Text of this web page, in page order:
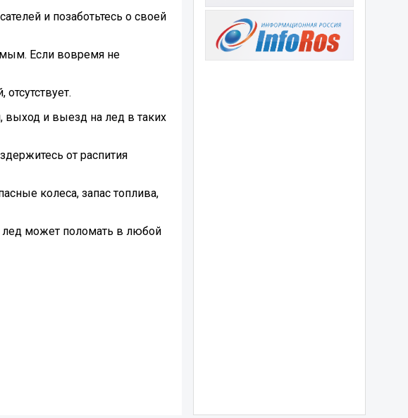
и позаботьтесь о своей
Если вовремя не
выход и выезд на лед в таких
от распития
колеса, запас топлива,
лед может поломать в любой